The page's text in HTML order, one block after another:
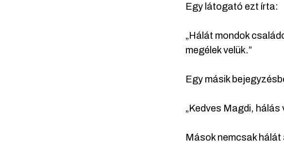
Egy látogató ezt írta:
„Hálát mondok
megélek velük.”
Egy másik
„Kedves Magdi,
Mások nemcsak